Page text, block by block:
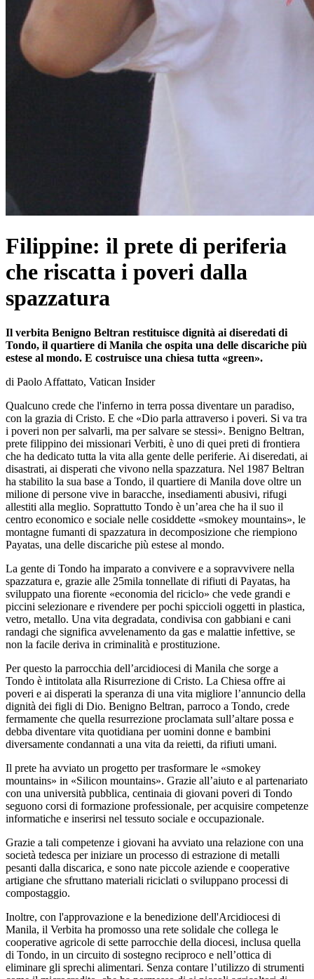
Filippine: il prete di periferia
che riscatta i poveri dalla
spazzatura
Il verbita Benigno Beltran restituisce dignità ai diseredati di
Tondo, il quartiere di Manila che ospita una delle discariche più
estese al mondo. E costruisce una chiesa tutta «green».
di Paolo Affattato, Vatican Insider
Qualcuno crede che l'inferno in terra possa diventare un paradiso,
con la grazia di Cristo. E che «Dio parla attraverso i poveri. Si va tra
i poveri non per salvarli, ma per salvare se stessi». Benigno Beltran,
prete filippino dei missionari Verbiti, è uno di quei preti di frontiera
che ha dedicato tutta la vita alla gente delle periferie. Ai diseredati, ai
disastrati, ai disperati che vivono nella spazzatura. Nel 1987 Beltran
ha stabilito la sua base a Tondo, il quartiere di Manila dove oltre un
milione di persone vive in baracche, insediamenti abusivi, rifugi
allestiti alla meglio. Soprattutto Tondo è un’area che ha il suo il
centro economico e sociale nelle cosiddette «smokey mountains», le
montagne fumanti di spazzatura in decomposizione che riempiono
Payatas, una delle discariche più estese al mondo.
La gente di Tondo ha imparato a convivere e a sopravvivere nella
spazzatura e, grazie alle 25mila tonnellate di rifiuti di Payatas, ha
sviluppato una fiorente «economia del riciclo» che vede grandi e
piccini selezionare e rivendere per pochi spiccioli oggetti in plastica,
vetro, metallo. Una vita degradata, condivisa con gabbiani e cani
randagi che significa avvelenamento da gas e malattie infettive, se
non la facile deriva in criminalità e prostituzione.
Per questo la parrocchia dell’arcidiocesi di Manila che sorge a
Tondo è intitolata alla Risurrezione di Cristo. La Chiesa offre ai
poveri e ai disperati la speranza di una vita migliore l’annuncio della
dignità dei figli di Dio. Benigno Beltran, parroco a Tondo, crede
fermamente che quella resurrezione proclamata sull’altare possa e
debba diventare vita quotidiana per uomini donne e bambini
diversamente condannati a una vita da reietti, da rifiuti umani.
Il prete ha avviato un progetto per trasformare le «smokey
mountains» in «Silicon mountains». Grazie all’aiuto e al partenariato
con una università pubblica, centinaia di giovani poveri di Tondo
seguono corsi di formazione professionale, per acquisire competenze
informatiche e inserirsi nel tessuto sociale e occupazionale.
Grazie a tali competenze i giovani ha avviato una relazione con una
società tedesca per iniziare un processo di estrazione di metalli
pesanti dalla discarica, e sono nate piccole aziende e cooperative
artigiane che sfruttano materiali riciclati o sviluppano processi di
compostaggio.
Inoltre, con l'approvazione e la benedizione dell'Arcidiocesi di
Manila, il Verbita ha promosso una rete solidale che collega le
cooperative agricole di sette parrocchie della diocesi, inclusa quella
di Tondo, in un circuito di sostegno reciproco e nell’ottica di
eliminare gli sprechi alimentari. Senza contare l’utilizzo di strumenti